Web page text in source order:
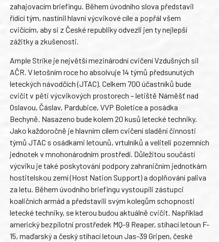
zahajovacím briefingu. Během úvodního slova představil
řídící tým, nastínil hlavní výcvikové cíle a popřál všem
cvičícím, aby si z České republiky odvezli jen ty nejlepší
zážitky a zkušenosti.
Ample Strike je největší mezinárodní cvičení Vzdušných sil
AČR. V letošním roce ho absolvuje 14 týmů předsunutých
leteckých návodčích (JTAC). Celkem 700 účastníků bude
cvičit v pěti výcvikových prostorech – letiště Náměšť nad
Oslavou, Čáslav, Pardubice, VVP Boletice a posádka
Bechyně. Nasazeno bude kolem 20 kusů letecké techniky.
Jako každoročně je hlavním cílem cvičení sladění činnosti
týmů JTAC s osádkami letounů, vrtulníků a veliteli pozemních
jednotek v mnohonárodním prostředí. Důležitou součástí
výcviku je také poskytování podpory zahraničním jednotkám
hostitelskou zemí (Host Nation Support) a doplňování paliva
za letu. Během úvodního briefingu vystoupili zástupci
koaličních armád a představili svým kolegům schopnosti
letecké techniky, se kterou budou aktuálně cvičit. Například
americký bezpilotní prostředek MQ-9 Reaper, stíhací letoun F-
15, maďarský a český stíhací letoun Jas-39 Gripen, české